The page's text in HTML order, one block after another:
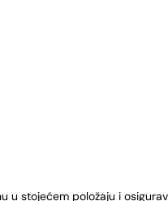
stojećem položaju i